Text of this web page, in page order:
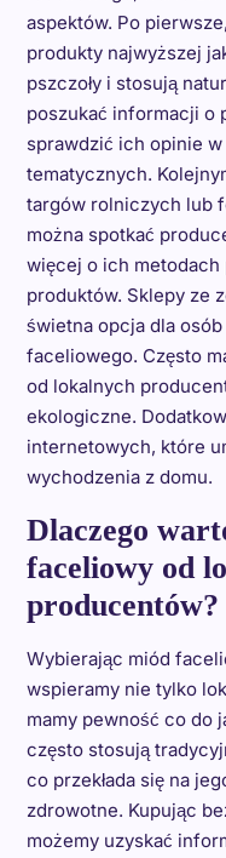
aspektów. Po
produkty najwyższej
pszczoły i stosują
poszukać informacji o
sprawdzić ich opinie
tematycznych.
targów rolniczych lub
można spotkać
więcej o ich
produktów. Sklepy ze
świetna opcja dla
faceliowego. Często
od lokalnych
ekologiczne.
internetowych, które
wychodzenia z domu.
Dlaczego
faceliowy od
producentów?
Wybierając miód
wspieramy nie tylko
mamy pewność co do
często stosują
co przekłada się na
zdrowotne. Kupując
możemy uzyskać